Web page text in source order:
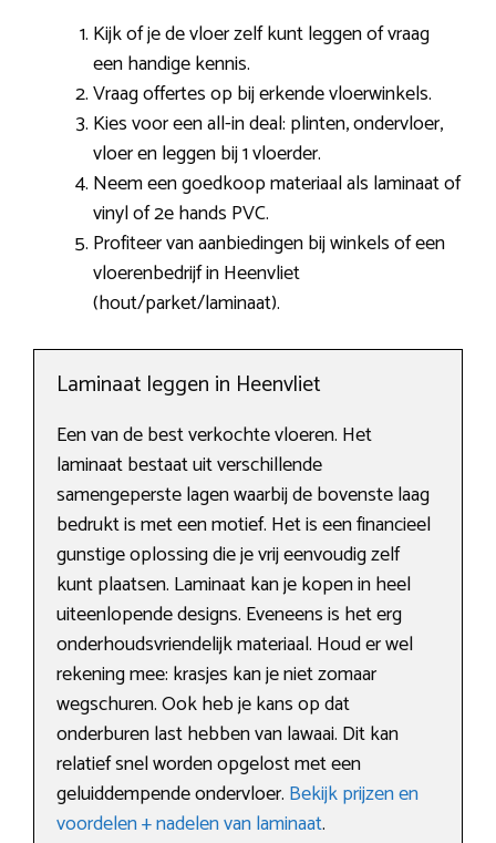
Kijk of je de vloer zelf kunt leggen of vraag
een handige kennis.
Vraag offertes op bij erkende vloerwinkels.
Kies voor een all-in deal: plinten, ondervloer,
vloer en leggen bij 1 vloerder.
Neem een goedkoop materiaal als laminaat of
vinyl of 2e hands PVC.
Profiteer van aanbiedingen bij winkels of een
vloerenbedrijf in Heenvliet
(hout/parket/laminaat).
Laminaat leggen in Heenvliet
Een van de best verkochte vloeren. Het
laminaat bestaat uit verschillende
samengeperste lagen waarbij de bovenste laag
bedrukt is met een motief. Het is een financieel
gunstige oplossing die je vrij eenvoudig zelf
kunt plaatsen. Laminaat kan je kopen in heel
uiteenlopende designs. Eveneens is het erg
onderhoudsvriendelijk materiaal. Houd er wel
rekening mee: krasjes kan je niet zomaar
wegschuren. Ook heb je kans op dat
onderburen last hebben van lawaai. Dit kan
relatief snel worden opgelost met een
geluiddempende ondervloer. Bekijk prijzen en
voordelen + nadelen van laminaat.